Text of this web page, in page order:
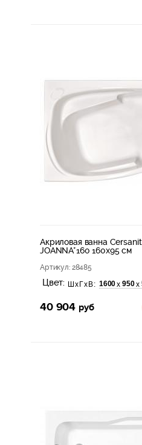
Акриловая ванна
JOANNA*160 160x95 см
Артикул: 28485
Цвет: ШхГхВ: 1600х 950х
40 904 руб